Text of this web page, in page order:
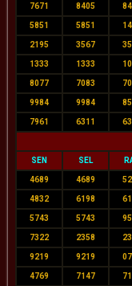
7671 8405
5851 5851
2195 3567
1333 1333
8077 7083
9984 9984
7961 6311
SEN SEL
4689 4689
4832 6198
5743 5743
7322 2358
9219 9219
4769 7147